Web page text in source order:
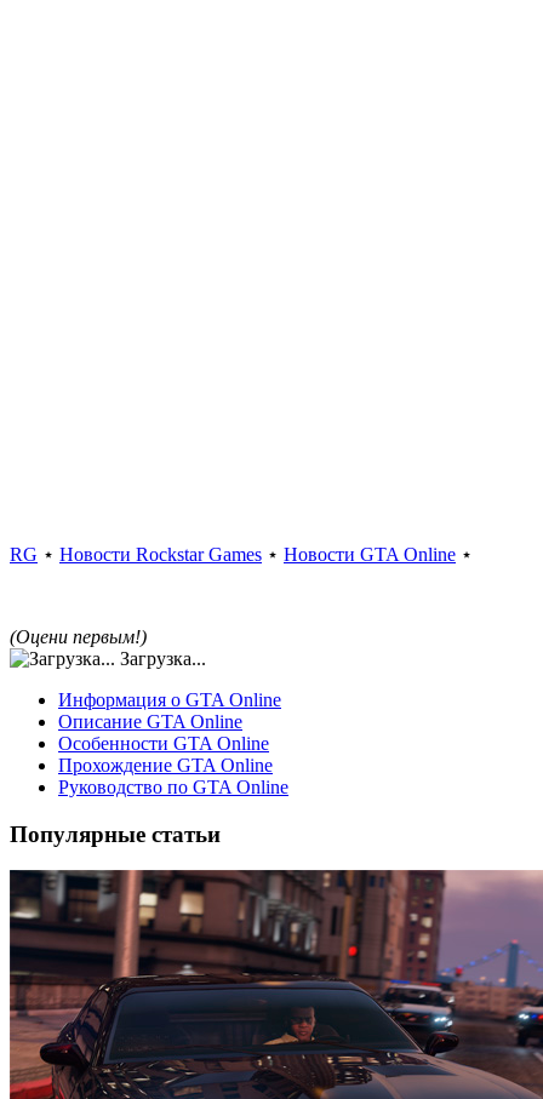
RG ⋆ Новости Rockstar Games ⋆ Новости GTA Online ⋆
(Оцени первым!)
Загрузка...
Информация о GTA Online
Описание GTA Online
Особенности GTA Online
Прохождение GTA Online
Руководство по GTA Online
Популярные статьи